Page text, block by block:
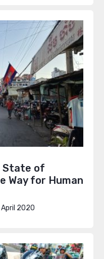
State of
Way for Human
April 2020